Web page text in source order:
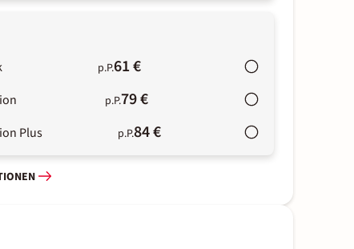
p.P.61 €
p.P.79 €
Plus p.P.84 €